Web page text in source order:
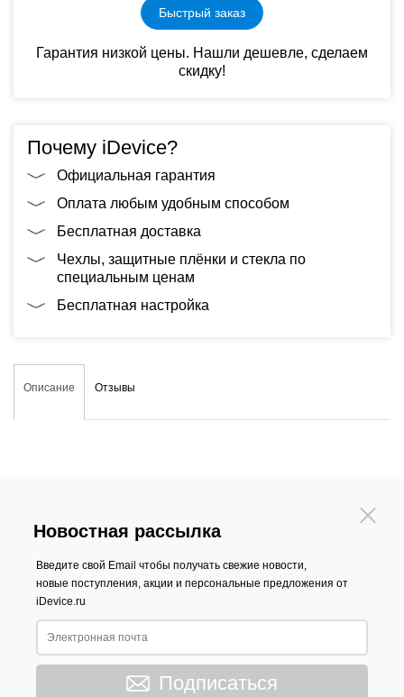
Быстрый заказ
Гарантия низкой цены. Нашли дешевле, сделаем
скидку!
Почему iDevice?
Официальная гарантия
Оплата любым удобным способом
Бесплатная доставка
Чехлы, защитные плёнки и стекла по
специальным ценам
Бесплатная настройка
Описание Отзывы
Новостная рассылка
Введите свой Email чтобы получать свежие новости,
новые поступления, акции и персональные предложения от
iDevice.ru
Подписаться